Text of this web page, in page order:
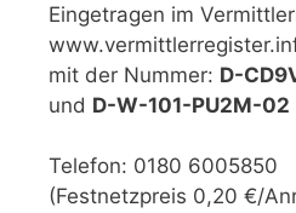
Eingetragen im
mit der Nummer: D-
und D-W-101-PU2M-02
Telefon: 0180 6005850
(Festnetzpreis 0,20 €/